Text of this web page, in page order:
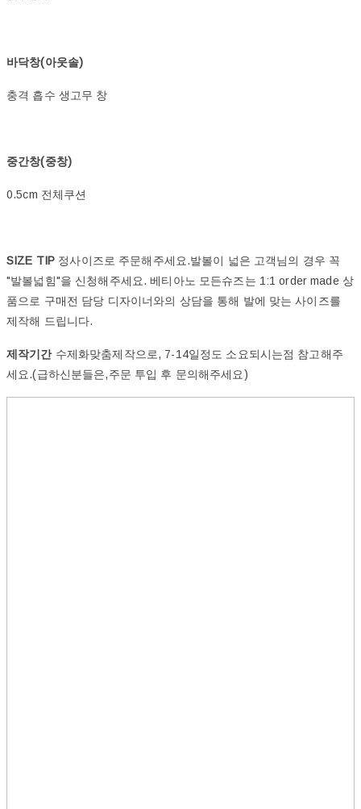
바닥창(아웃솔)
충격 흡수 생고무 창
중간창(중창)
0.5cm 전체쿠션
SIZE TIP 정사이즈로 주문해주세요.발볼이 넓은 고객님의 경우 꼭
"발볼넓힘"을 신청해주세요. 베티아노 모든슈즈는 1:1 order made 상
품으로 구매전 담당 디자이너와의 상담을 통해 발에 맞는 사이즈를
제작해 드립니다.
제작기간 수제화맞춤제작으로, 7-14일정도 소요되시는점 참고해주
세요.(급하신분들은,주문 투입 후 문의해주세요)